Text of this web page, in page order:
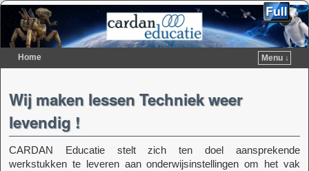
Home
Menu ↓
Wij maken lessen Techniek weer
levendig !
CARDAN Educatie stelt zich ten doel aansprekende
werkstukken te leveren aan onderwijsinstellingen om het vak